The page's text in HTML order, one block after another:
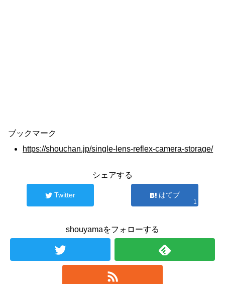
ブックマーク
https://shouchan.jp/single-lens-reflex-camera-storage/
シェアする
Twitter はてブ
1
shouyamaをフォローする